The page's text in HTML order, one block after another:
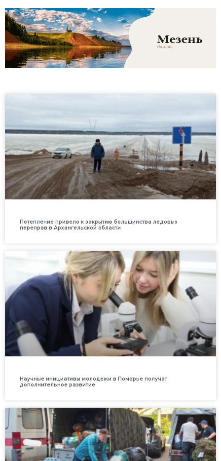
Потепление привело к закрытию большинства ледовых
переправ в Архангельской области
Научные инициативы молодежи в Поморье получат
дополнительное развитие